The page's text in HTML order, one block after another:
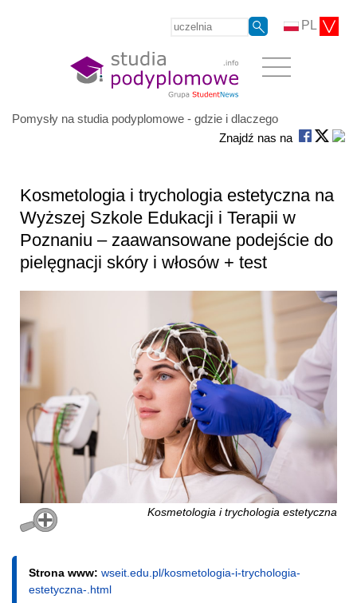
PL
Pomysły na studia podyplomowe - gdzie i dlaczego
Znajdź nas na
Kosmetologia i trychologia estetyczna na
Wyższej Szkole Edukacji i Terapii w
Poznaniu – zaawansowane podejście do
pielęgnacji skóry i włosów + test
Kosmetologia i trychologia estetyczna
Strona www: wseit.edu.pl/kosmetologia-i-trychologia-
estetyczna-.html